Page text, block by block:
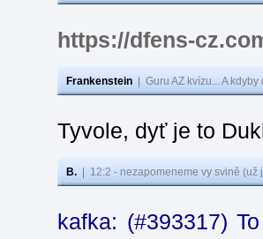
https://dfens-
Frankenstein Guru AZ kvízu... A
Tyvole, dyť je to
B. 12:2 - nezapomeneme vy svině
kafka: (#393317)